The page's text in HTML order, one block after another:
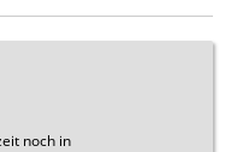
noch in